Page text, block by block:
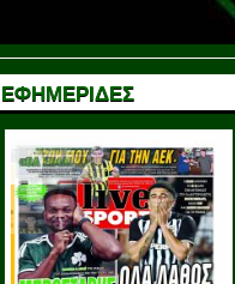
ΕΦΗΜΕΡΙΔΕΣ